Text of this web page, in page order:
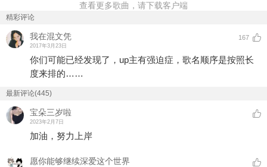
查看更多歌曲，请下载客户端
精彩评论
我在混文凭
2017年3月23日
167
你们可能已经发现了，up主有强迫症，歌名顺序是按照长
度来排的……
最新评论(445)
宝朵三岁啦
2023年2月7日
加油，努力上岸
愿你能够继续深爱这个世界